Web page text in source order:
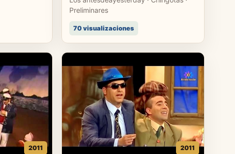
Preliminares
70 visualizaciones
2011 2011